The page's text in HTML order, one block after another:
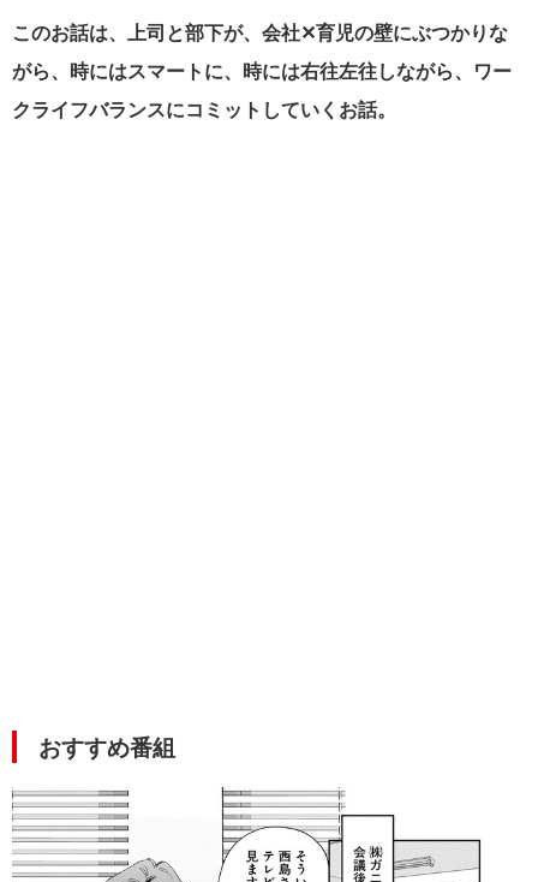
このお話は、上司と部下が、会社✕育児の壁にぶつかりな
がら、時にはスマートに、時には右往左往しながら、ワー
クライフバランスにコミットしていくお話。
おすすめ番組